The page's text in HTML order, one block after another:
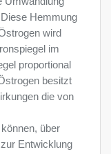
Hemmung
wird
im
proportional
besitzt
die von
über
Entwicklung